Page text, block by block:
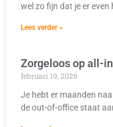
wel zo fijn dat je er even
Lees verder »
Zorgeloos op all-
februari 19, 2026
Je hebt er maanden
de out-of-office staat